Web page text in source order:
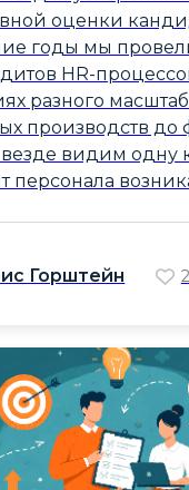
оценки
годы мы
HR-
разного
производств до
видим одну
Горштейн